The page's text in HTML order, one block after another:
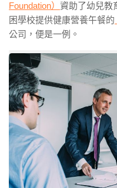
Foundation） 資助了幼兒教
困學校提供健康營養午餐的
公司，便是一例。